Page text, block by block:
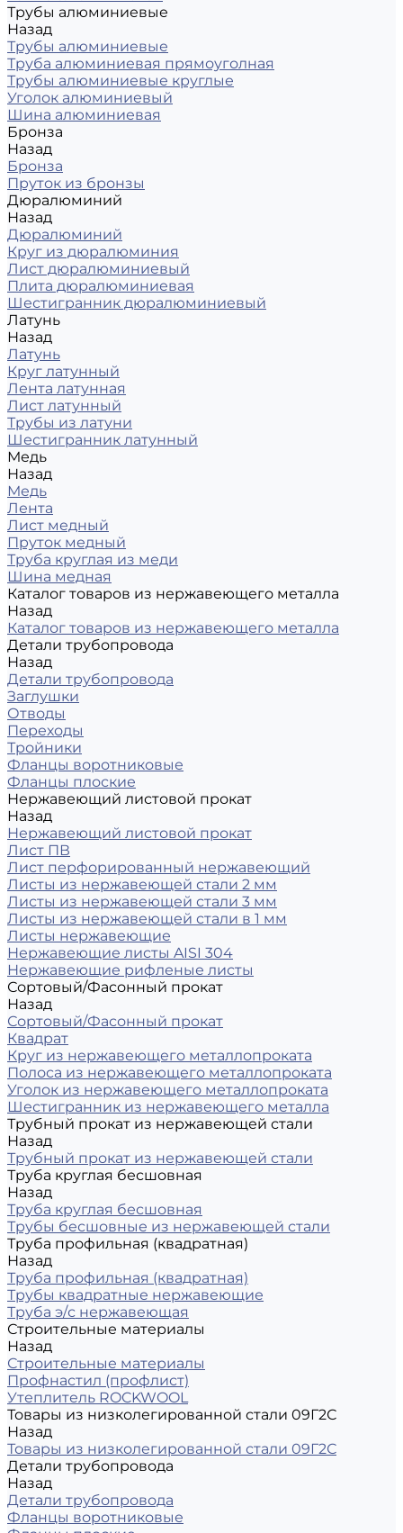
Трубы алюминиевые
Назад
Трубы алюминиевые
Труба алюминиевая прямоуголная
Трубы алюминиевые круглые
Уголок алюминиевый
Шина алюминиевая
Бронза
Назад
Бронза
Пруток из бронзы
Дюралюминий
Назад
Дюралюминий
Круг из дюралюминия
Лист дюралюминиевый
Плита дюралюминиевая
Шестигранник дюралюминиевый
Латунь
Назад
Латунь
Круг латунный
Лента латунная
Лист латунный
Трубы из латуни
Шестигранник латунный
Медь
Назад
Медь
Лента
Лист медный
Пруток медный
Труба круглая из меди
Шина медная
Каталог товаров из нержавеющего металла
Назад
Каталог товаров из нержавеющего металла
Детали трубопровода
Назад
Детали трубопровода
Заглушки
Отводы
Переходы
Тройники
Фланцы воротниковые
Фланцы плоские
Нержавеющий листовой прокат
Назад
Нержавеющий листовой прокат
Лист ПВ
Лист перфорированный нержавеющий
Листы из нержавеющей стали 2 мм
Листы из нержавеющей стали 3 мм
Листы из нержавеющей стали в 1 мм
Листы нержавеющие
Нержавеющие листы AISI 304
Нержавеющие рифленые листы
Сортовый/Фасонный прокат
Назад
Сортовый/Фасонный прокат
Квадрат
Круг из нержавеющего металлопроката
Полоса из нержавеющего металлопроката
Уголок из нержавеющего металлопроката
Шестигранник из нержавеющего металла
Трубный прокат из нержавеющей стали
Назад
Трубный прокат из нержавеющей стали
Труба круглая бесшовная
Назад
Труба круглая бесшовная
Трубы бесшовные из нержавеющей стали
Труба профильная (квадратная)
Назад
Труба профильная (квадратная)
Трубы квадратные нержавеющие
Труба э/с нержавеющая
Строительные материалы
Назад
Строительные материалы
Профнастил (профлист)
Утеплитель ROCKWOOL
Товары из низколегированной стали 09Г2С
Назад
Товары из низколегированной стали 09Г2С
Детали трубопровода
Назад
Детали трубопровода
Фланцы воротниковые